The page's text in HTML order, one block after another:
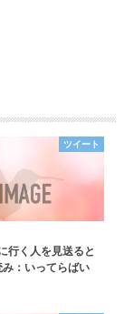
ツイート
行く人を見送ると
：いってらばい